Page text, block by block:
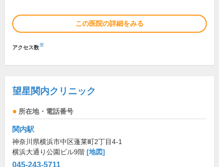
この医院の詳細をみる
アクセス数※
望星関内クリニック
所在地・電話番号
関内駅
神奈川県横浜市中区蓬莱町2丁目4-1
横浜大通り公園ビル9階 [地図]
045-243-5711